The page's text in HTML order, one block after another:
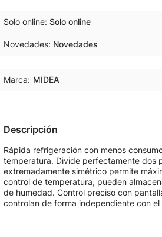
Solo online Solo online
Novedades Novedades
Marca: MIDEA
Descripción
Rápida refrigeración​ con menos
temperatura. Divide perfectamente dos
extremadamente simétrico permite
control de temperatura, pueden
de humedad. ​ Control preciso​​ con
controlan de forma independiente​ con el